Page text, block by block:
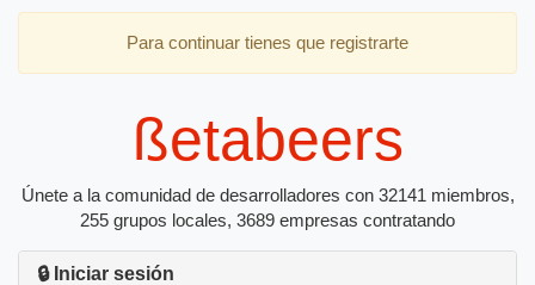
Para continuar tienes que registrarte
ßetabeers
Únete a la comunidad de desarrolladores con 32141 miembros,
255 grupos locales, 3689 empresas contratando
🔒 Iniciar sesión